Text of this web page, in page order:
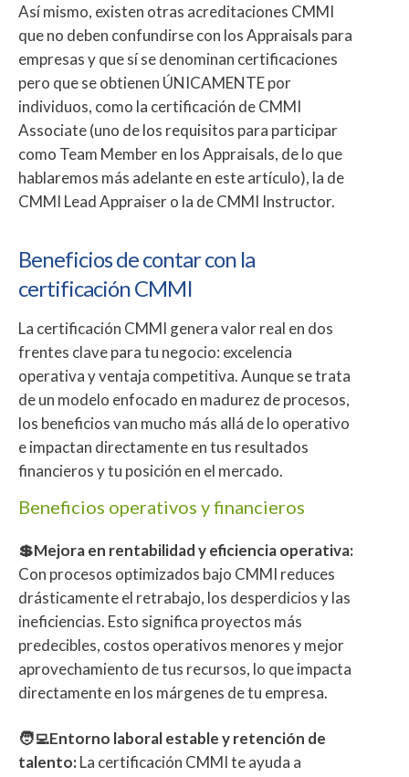
Así mismo, existen otras acreditaciones CMMI
que no deben confundirse con los Appraisals para
empresas y que sí se denominan certificaciones
pero que se obtienen ÚNICAMENTE por
individuos, como la certificación de CMMI
Associate (uno de los requisitos para participar
como Team Member en los Appraisals, de lo que
hablaremos más adelante en este artículo), la de
CMMI Lead Appraiser o la de CMMI Instructor.
Beneficios de contar con la
certificación CMMI
La certificación CMMI genera valor real en dos
frentes clave para tu negocio: excelencia
operativa y ventaja competitiva. Aunque se trata
de un modelo enfocado en madurez de procesos,
los beneficios van mucho más allá de lo operativo
e impactan directamente en tus resultados
financieros y tu posición en el mercado.
Beneficios operativos y financieros
💲Mejora en rentabilidad y eficiencia operativa:
Con procesos optimizados bajo CMMI reduces
drásticamente el retrabajo, los desperdicios y las
ineficiencias. Esto significa proyectos más
predecibles, costos operativos menores y mejor
aprovechamiento de tus recursos, lo que impacta
directamente en los márgenes de tu empresa.
🧑‍💻Entorno laboral estable y retención de
talento:La certificación CMMI te ayuda a